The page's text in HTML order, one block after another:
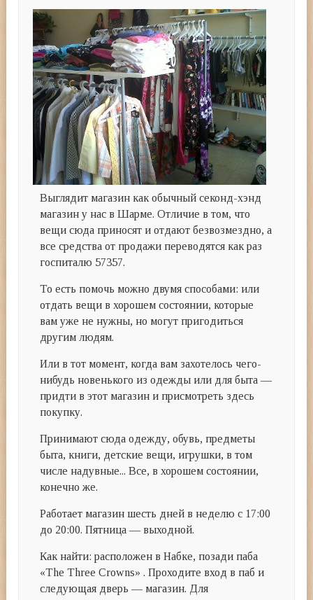
Выглядит магазин как обычный секонд-хэнд
магазин у нас в Шарме. Отличие в том, что
вещи сюда приносят и отдают безвозмездно, а
все средства от продажи переводятся как раз
госпиталю 57357.
То есть помочь можно двумя способами: или
отдать вещи в хорошем состоянии, которые
вам уже не нужны, но могут пригодиться
другим людям.
Или в тот момент, когда вам захотелось чего-
нибудь новенького из одежды или для быта —
придти в этот магазин и присмотреть здесь
покупку.
Принимают сюда одежду, обувь, предметы
быта, книги, детские вещи, игрушки, в том
числе надувные... Все, в хорошем состоянии,
конечно же.
Работает магазин шесть дней в неделю с 17:00
до 20:00. Пятница — выходной.
Как найти: расположен в Набке, позади паба
«The Three Crowns» . Проходите вход в паб и
следующая дверь — магазин. Для